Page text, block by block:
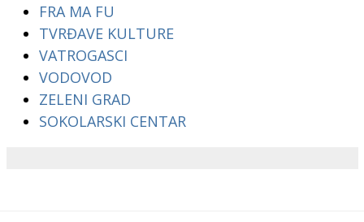
FRA MA FU
TVRĐAVE KULTURE
VATROGASCI
VODOVOD
ZELENI GRAD
SOKOLARSKI CENTAR